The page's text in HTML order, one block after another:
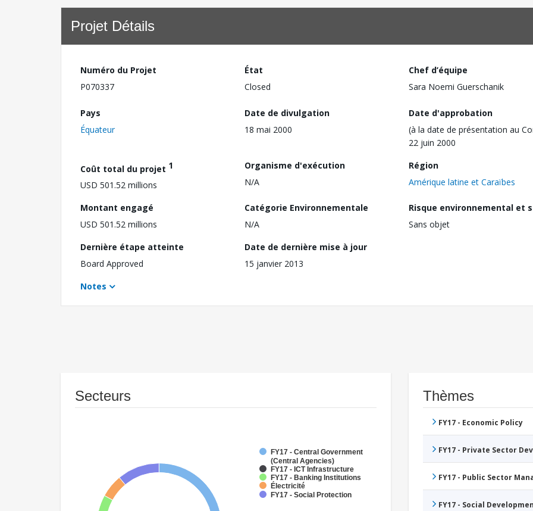
Projet Détails
Numéro du Projet
P070337
État
Closed
Chef d’équipe
Sara Noemi Guerschanik
Pays
Équateur
Date de divulgation
18 mai 2000
Date d'approbation
(à la date de présentation au
22 juin 2000
Coût total du projet 1
USD 501.52 millions
Organisme d'exécution
N/A
Région
Amérique latine et Caraïbes
Montant engagé
USD 501.52 millions
Catégorie Environnementale
N/A
Risque environnemental et
Sans objet
Dernière étape atteinte
Board Approved
Date de dernière mise à jour
15 janvier 2013
Notes
Secteurs
FY17 - Central Government
(Central Agencies)
FY17 - ICT Infrastructure
FY17 - Banking Institutions
Électricité
FY17 - Social Protection
Thèmes
FY17 - Economic Policy
FY17 - Private Sector
FY17 - Public Sector
FY17 - Social